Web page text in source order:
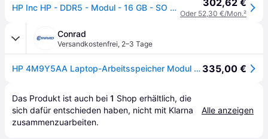
HP Inc HP - DDR5 - Modul - 16 GB - SO DIMM 262-PIN - 4800 MHz / PC5-38400 - ungepuffert - non-ECC - für Elite 600 G9, 800 G9, Mini Conference G9, Workstation Z2 G9 (4M9Y5AA) 302,62 €
Oder 52,30 €/Mon.²
Conrad
Versandkostenfrei, 2–3 Tage
HP 4M9Y5AA Laptop-Arbeitsspeicher Modul DDR5 16 GB 1 x 16 GB Non-ECC 4800 MHz 262pin SO-DIMM 4M9Y5AA 335,00 €
Das Produkt ist auch bei 1 Shop erhältlich, die
sich dafür entschieden haben, nicht mit Klarna
zusammenzuarbeiten.
Alle anzeigen